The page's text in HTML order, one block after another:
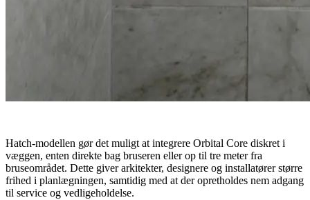
Hatch-modellen gør det muligt at integrere Orbital Core diskret i
væggen, enten direkte bag bruseren eller op til tre meter fra
bruseområdet. Dette giver arkitekter, designere og installatører større
frihed i planlægningen, samtidig med at der opretholdes nem adgang
til service og vedligeholdelse.